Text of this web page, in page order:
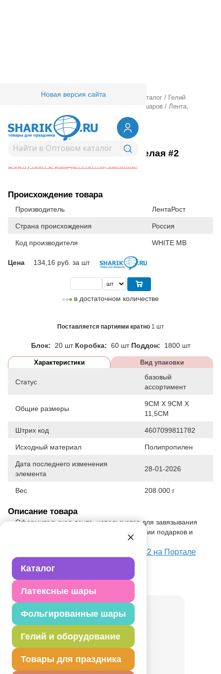
Каталог
Латексные шары
Фольгированные шары
Гелий и оборудование
Товары для праздника
Новая версия сайта
Товары для праздника/ Оптовый каталог / Гелий
Аксессуары для шаров / Лента,
Лента 5ммХ500м белая #2
1302-0077Лента 5ммХ500м белая #2
Вернуться в раздел Лента, зажимы
Происхождение товара
Производитель ЛентаРост
Страна происхождения Россия
Код производителя WHITE MB
Цена 134,16 руб. за шт
в достаточном количестве
Поставляется партиями кратно 1 шт
Блок: 20 шт Коробка: 60 шт Поддон: 1800 шт
Характеристики Вид упаковки
Статус
базовый
ассортимент
Общие размеры
9СМ X 9СМ Х
11,5СМ
Штрих код 4607099811782
Исходный материал Полипропилен
Дата последнего изменения
элемента
28-01-2026
Вес 208.000 г
Описание товара
Оформительская лента, используется для завязывания
шаров, в декоре помещений, оформлении подарков и
Посмотреть Лента 5ммХ500м белая #2 на Портале
оптовых закупок
Товар из коллекцииБелая